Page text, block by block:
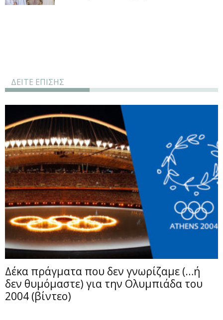
ΔΕΙΤΕ ΕΠΙΣΗΣ
Δέκα πράγματα που δεν γνωρίζαμε (…ή
δεν θυμόμαστε) για την Ολυμπιάδα του
2004 (βίντεο)